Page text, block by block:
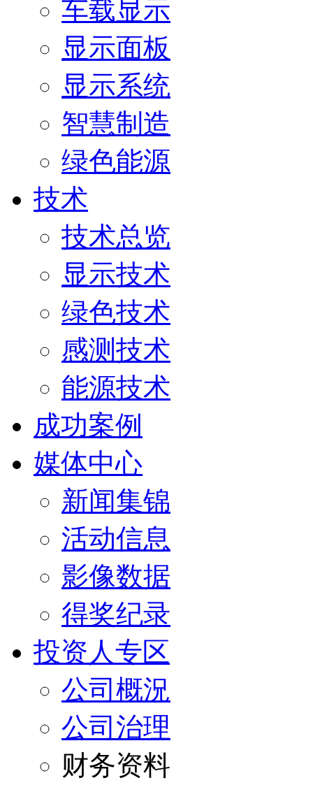
车载显示
显示面板
显示系统
智慧制造
绿色能源
技术
技术总览
显示技术
绿色技术
感测技术
能源技术
成功案例
媒体中心
新闻集锦
活动信息
影像数据
得奖纪录
投资人专区
公司概況
公司治理
财务资料